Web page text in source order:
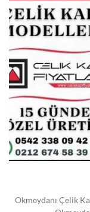
Okmeydanı Çelik